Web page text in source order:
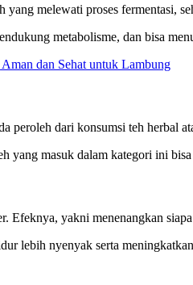
yang melewati proses fermentasi,
metabolisme, dan bisa
dan Sehat untuk Lambung
peroleh dari konsumsi teh herbal
yang masuk dalam kategori ini
Efeknya, yakni menenangkan
lebih nyenyak serta